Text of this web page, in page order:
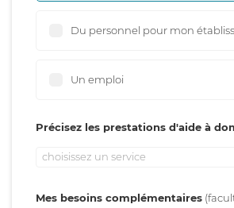
Du personnel pour mon
Un emploi
Précisez les prestations d'aide à
choisissez un service
Mes besoins complémentaires